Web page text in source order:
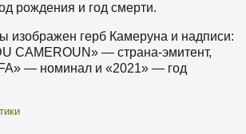
рождения и год смерти.
изображен герб Камеруна и надписи:
CAMEROUN» — страна-эмитент,
— номинал и «2021» — год